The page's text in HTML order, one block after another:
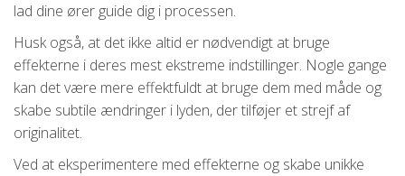
lad dine ører guide dig i processen.
Husk også, at det ikke altid er nødvendigt at bruge
effekterne i deres mest ekstreme indstillinger. Nogle gange
kan det være mere effektfuldt at bruge dem med måde og
skabe subtile ændringer i lyden, der tilføjer et strejf af
originalitet.
Ved at eksperimentere med effekterne og skabe unikke